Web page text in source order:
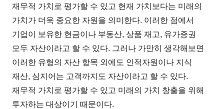
재무적 가치로 평가할 수 있고 현재 가치보다는 미래의
가치가 더욱 중요한 자원을 의미한다. 이러한 점에서
기업이 보유한 현금이나 부동산, 상품 재고, 유가증권
모두 자산이라고 할 수 있다. 그러나 가만히 생각해보면
이러한 유형의 자산 항목 외에도 인적자원이나 지식
재산, 심지어는 고객까지도 자산이라고 할 수 있다.
재무적 가치로 평가할 수 있고 미래의 가치 창출을 위해
투자하는 대상이기 때문이다.